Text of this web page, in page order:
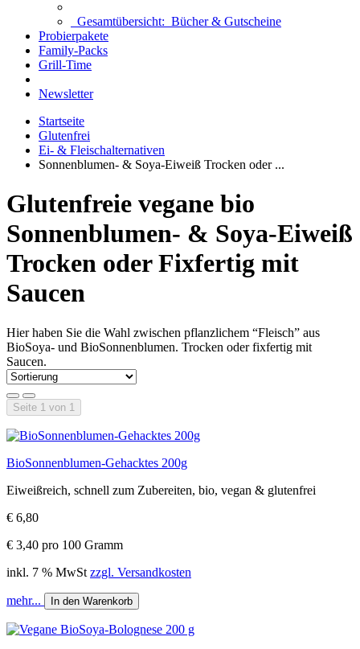
Gesamtübersicht: Bücher & Gutscheine
Probierpakete
Family-Packs
Grill-Time
Newsletter
Startseite
Glutenfrei
Ei- & Fleischalternativen
Sonnenblumen- & Soya-Eiweiß Trocken oder ...
Glutenfreie vegane bio
Sonnenblumen- & Soya-Eiweiß
Trocken oder Fixfertig mit
Saucen
Hier haben Sie die Wahl zwischen pflanzlichem “Fleisch” aus
BioSoya- und BioSonnenblumen. Trocken oder fixfertig mit
Saucen.
Seite 1 von 1
BioSonnenblumen-Gehacktes 200g
Eiweißreich, schnell zum Zubereiten, bio, vegan & glutenfrei
€ 6,80
€ 3,40 pro 100 Gramm
inkl. 7 % MwSt zzgl. Versandkosten
mehr... In den Warenkorb